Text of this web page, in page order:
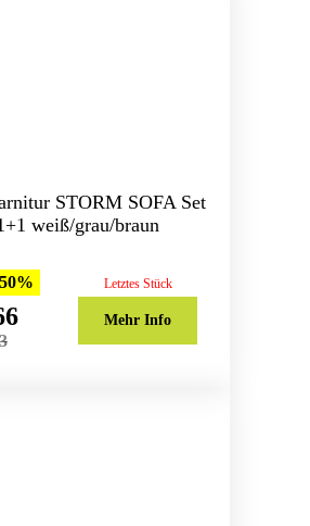
STORM SOFA Set
weiß/grau/braun
Letztes Stück
Mehr Info